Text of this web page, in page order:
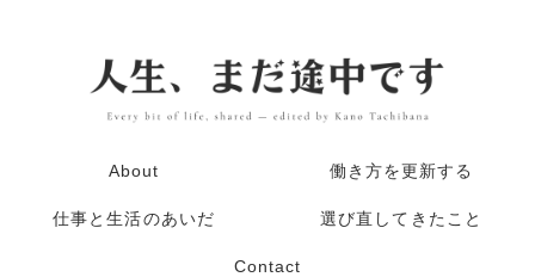
About 働き方を更新する
仕事と生活のあいだ 選び直してきたこと
Contact